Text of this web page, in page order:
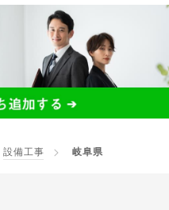
設備工事 岐阜県